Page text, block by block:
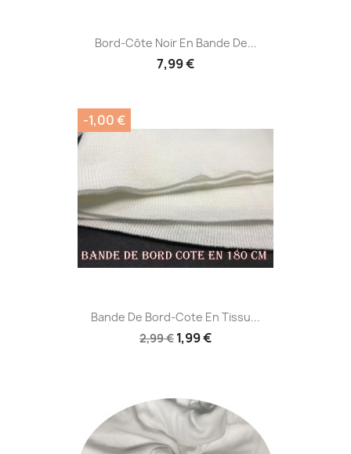
Bord-Côte Noir En Bande De...
7,99 €
Bande De Bord-Cote En Tissu...
2,99 € 1,99 €
-1,00 €